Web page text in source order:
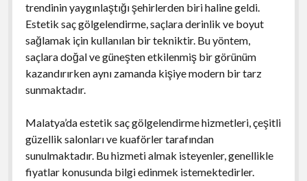
trendinin yaygınlaştığı şehirlerden biri haline geldi.
Estetik saç gölgelendirme, saçlara derinlik ve boyut
sağlamak için kullanılan bir tekniktir. Bu yöntem,
saçlara doğal ve güneşten etkilenmiş bir görünüm
kazandırırken aynı zamanda kişiye modern bir tarz
sunmaktadır.
Malatya’da estetik saç gölgelendirme hizmetleri, çeşitli
güzellik salonları ve kuaförler tarafından
sunulmaktadır. Bu hizmeti almak isteyenler, genellikle
fiyatlar konusunda bilgi edinmek istemektedirler.